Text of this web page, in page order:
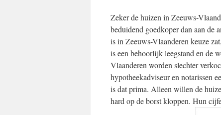
Zeker de huizen in Zeeuws-
beduidend goedkoper dan aan de
is in Zeeuws-Vlaanderen keuze
is een behoorlijk leegstand en de
Vlaanderen worden slechter
hypotheekadviseur en notarissen
is dat prima. Alleen willen de
hard op de borst kloppen. Hun